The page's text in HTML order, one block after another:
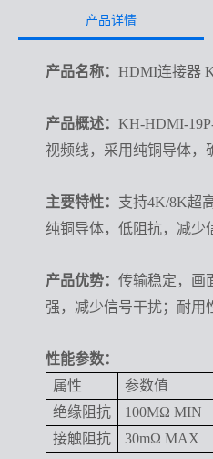
产品详情
产品名称： HDMI连接器
产品概述： KH-HDMI-
视频线，采用纯铜导体，
主要特性： 支持4K/8K超
纯铜导体，低阻抗，减少
产品优势： 传输稳定，画
强，减少信号干扰；耐用
性能参数：
属性
参数值
绝缘阻抗
100MΩ MIN
接触阻抗
30mΩ MAX